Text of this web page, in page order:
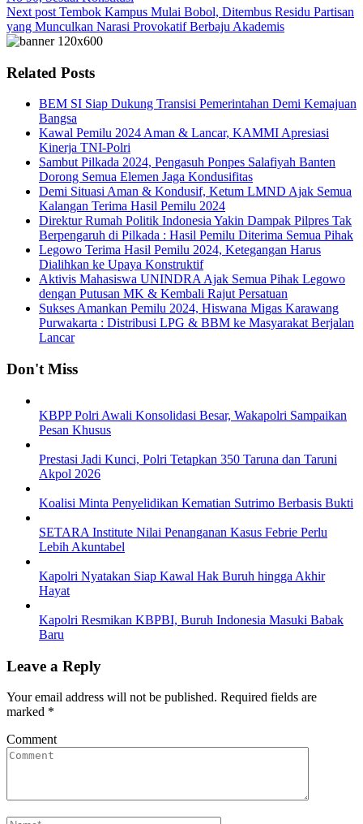
Next post Tembok Kampus Mulai Bobol, Ditembus Residu Partisan
yang Munculkan Narasi Provokatif Berbaju Akademis
Related Posts
BEM SI Siap Dukung Transisi Pemerintahan Demi Kemajuan
Bangsa
Kawal Pemilu 2024 Aman & Lancar, KAMMI Apresiasi
Kinerja TNI-Polri
Sambut Pilkada 2024, Pengasuh Ponpes Salafiyah Banten
Dorong Semua Elemen Jaga Kondusifitas
Demi Situasi Aman & Kondusif, Ketum LMND Ajak Semua
Kalangan Terima Hasil Pemilu 2024
Direktur Rumah Politik Indonesia Yakin Dampak Pilpres Tak
Berpengaruh di Pilkada : Hasil Pemilu Diterima Semua Pihak
Legowo Terima Hasil Pemilu 2024, Ketegangan Harus
Dialihkan ke Upaya Konstruktif
Aktivis Mahasiswa UNINDRA Ajak Semua Pihak Legowo
dengan Putusan MK & Kembali Rajut Persatuan
Sukses Amankan Pemilu 2024, Hiswana Migas Karawang
Purwakarta : Distribusi LPG & BBM ke Masyarakat Berjalan
Lancar
Don't Miss
KBPP Polri Awali Konsolidasi Besar, Wakapolri Sampaikan
Pesan Khusus
Prestasi Jadi Kunci, Polri Tetapkan 350 Taruna dan Taruni
Akpol 2026
Koalisi Minta Penyelidikan Kematian Sutrimo Berbasis Bukti
SETARA Institute Nilai Penanganan Kasus Febrie Perlu
Lebih Akuntabel
Kapolri Nyatakan Siap Kawal Hak Buruh hingga Akhir
Hayat
Kapolri Resmikan KBPBI, Buruh Indonesia Masuki Babak
Baru
Leave a Reply
Your email address will not be published. Required fields are
marked *
Comment